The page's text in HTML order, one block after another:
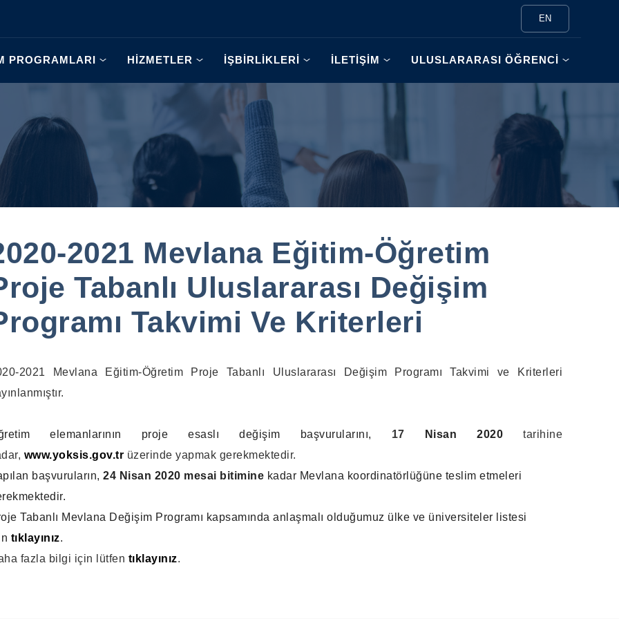
EN
PROGRAMLARI HİZMETLER İŞBİRLİKLERİ İLETİŞİM ULUSLARARASI ÖĞRENCİ
2021 Mevlana Eğitim-Öğretim
Tabanlı Uluslararası Değişim
Takvimi Ve Kriterleri
2021 Mevlana Eğitim-Öğretim Proje Tabanlı Uluslararası Değişim Programı Takvimi ve Kriterleri
elemanlarının proje esaslı değişim başvurularını, 17 Nisan 2020
tarihine
www.yoksis.gov.tr üzerinde yapmak gerekmektedir.
başvuruların, 24 Nisan 2020 mesai bitimine kadar Mevlana koordinatörlüğüne teslim etmeleri
Tabanlı Mevlana Değişim Programı kapsamında anlaşmalı olduğumuz ülke ve üniversiteler listesi
tıklayınız.
fazla bilgi için lütfen tıklayınız.